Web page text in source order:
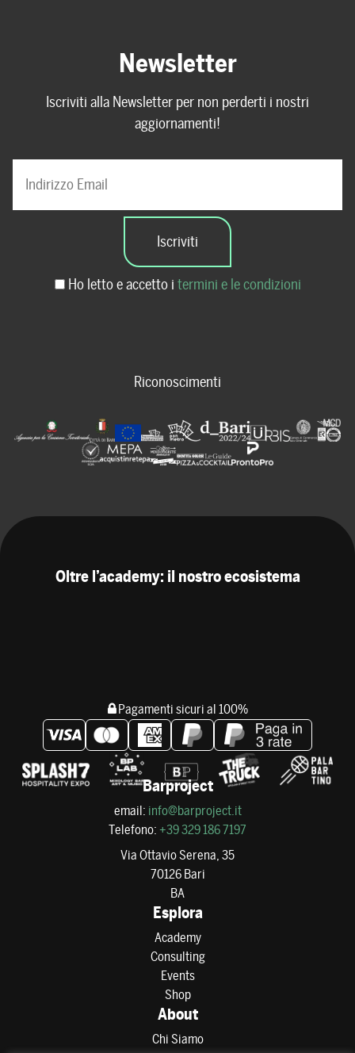
Newsletter
Iscriviti alla Newsletter per non perderti i nostri
aggiornamenti!
Ho letto e accetto i termini e le condizioni
Riconoscimenti
Oltre l’academy: il nostro ecosistema
Pagamenti sicuri al 100%
Barproject
email: info@barproject.it
Telefono: +39 329 186 7197
Via Ottavio Serena, 35
70126 Bari
BA
Esplora
Academy
Consulting
Events
Shop
About
Chi Siamo